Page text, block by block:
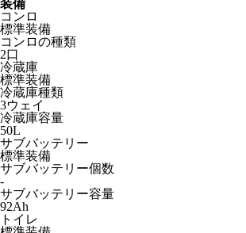
装備
コンロ
標準装備
コンロの種類
2口
冷蔵庫
標準装備
冷蔵庫種類
3ウェイ
冷蔵庫容量
50L
サブバッテリー
標準装備
サブバッテリー個数
-
サブバッテリー容量
92Ah
トイレ